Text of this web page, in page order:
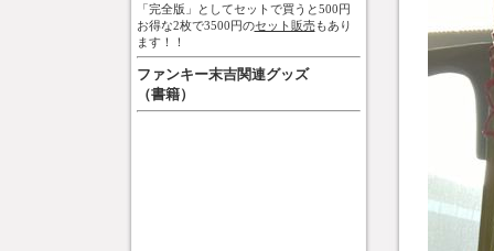
「完全版」としてセットで買うと500円
お得な2枚で3500円のセット販売もあり
ます！！
ファンキー末吉関連グッズ
（書籍）